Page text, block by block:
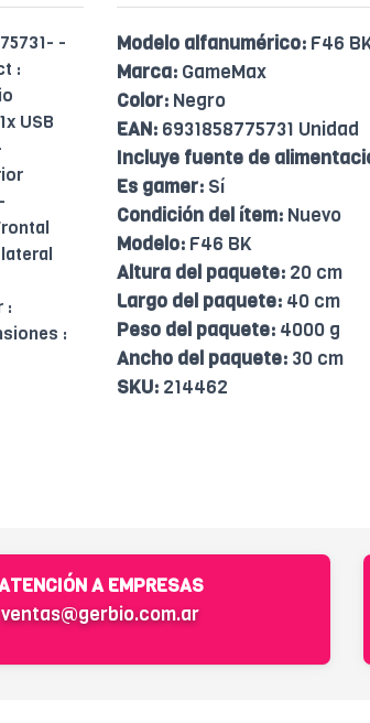
-
:
USB
:
:
Modelo alfanumérico: F46
Marca: GameMax
Color: Negro
EAN: 6931858775731 Unidad
Incluye fuente de
Es gamer: Sí
Condición del ítem: Nuevo
Modelo: F46 BK
Altura del paquete: 20 cm
Largo del paquete: 40 cm
Peso del paquete: 4000 g
Ancho del paquete: 30 cm
SKU: 214462
A EMPRESAS
ventas@gerbio.com.ar